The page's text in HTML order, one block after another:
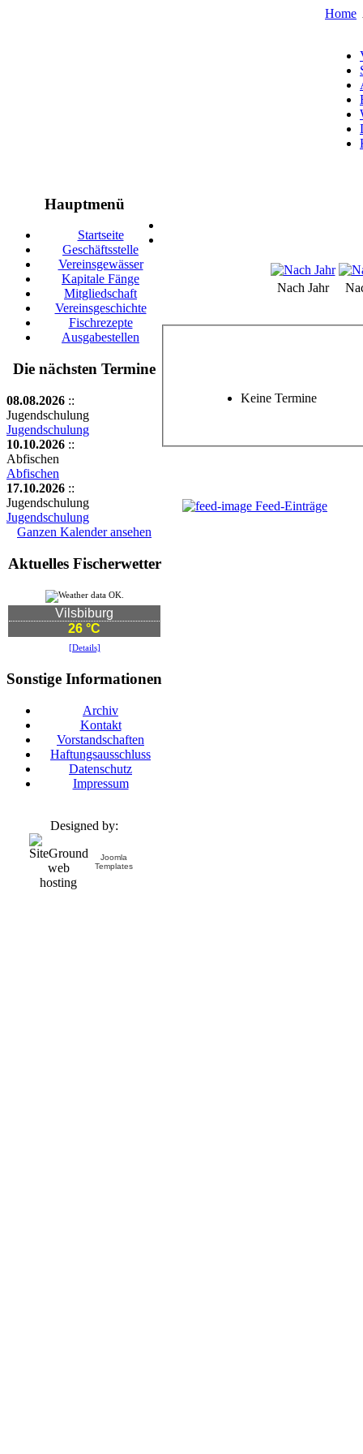
Home
Hauptmenü
Startseite
Geschäftsstelle
Vereinsgewässer
Kapitale Fänge
Mitgliedschaft
Vereinsgeschichte
Fischrezepte
Ausgabestellen
Die nächsten Termine
08.08.2026 ::
Jugendschulung
Jugendschulung
10.10.2026 ::
Abfischen
Abfischen
17.10.2026 ::
Jugendschulung
Jugendschulung
Ganzen Kalender ansehen
Aktuelles Fischerwetter
Vilsbiburg
26 °C
[Details]
Sonstige Informationen
Archiv
Kontakt
Vorstandschaften
Haftungsausschluss
Datenschutz
Impressum
Designed by:
Joomla
Templates
Nach Jahr
Keine Termine
Feed-Einträge